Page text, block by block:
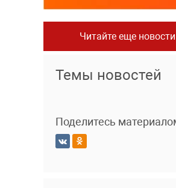
Читайте еще новости
Темы новостей
Поделитесь